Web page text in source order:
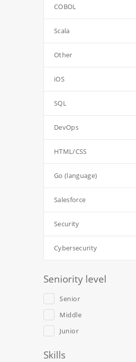
COBOL
Scala
Other
iOS
SQL
DevOps
HTML/CSS
Go (language)
Salesforce
Security
Cybersecurity
Seniority level
Senior
Middle
Junior
Skills